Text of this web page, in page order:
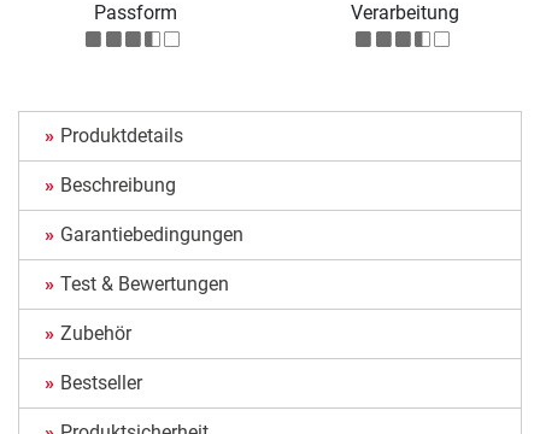
Passform Verarbeitung
Produktdetails
Beschreibung
Garantiebedingungen
Test & Bewertungen
Zubehör
Bestseller